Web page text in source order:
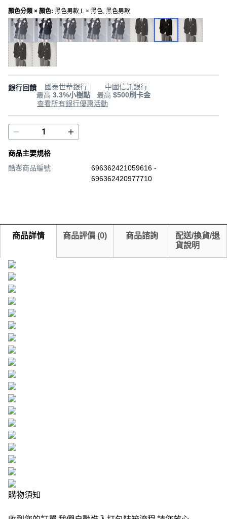
顏色分類 × 顏色: 黑色男款,L × 黑色, 黑色男款
銀行回饋
國泰世華銀行
最高 3.3%小樹點
中國信託銀行
最高 $500刷卡金
查看所有銀行優惠活動
商品主要規格
酷澎商品編號
696362421059616 -
696362420977710
商品詳情 商品評價 (0) 商品諮詢
配送/換貨/退
貨說明
購物須知